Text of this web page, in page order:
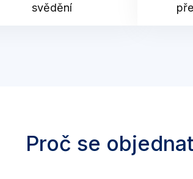
svědění
Proč se